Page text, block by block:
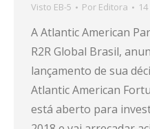
Visto EB-5 Por Editora
A Atlantic American
R2R Global Brasil,
lançamento de sua
Atlantic American
está aberto para